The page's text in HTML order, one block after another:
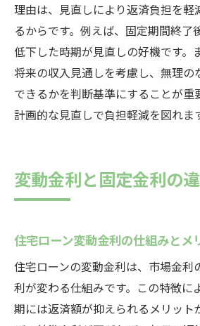
住宅ローン金利タイプ別
リット
返済シミュレーションで
選び
理由は、見直しにより返済負担を軽
るからです。例えば、固定期間終了
低下した時期が見直しの好機です。
将来の収入見通しを考慮し、無理の
できるかを判断基準にすることが重
計画的な見直しで負担軽減を図れま
変動金利と固定金利の
住宅ローン変動金利の仕組みとメ
住宅ローンの変動金利は、市場金利
利が変わる仕組みです。この特徴に
期には返済額が抑えられるメリット